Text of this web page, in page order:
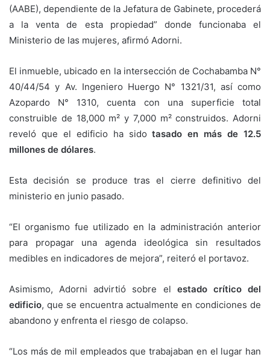
(AABE), dependiente de la Jefatura de Gabinete, procederá
a la venta de esta propiedad” donde funcionaba el
Ministerio de las mujeres, afirmó Adorni.
El inmueble, ubicado en la intersección de Cochabamba N°
40/44/54 y Av. Ingeniero Huergo N° 1321/31, así como
Azopardo N° 1310, cuenta con una superficie total
construible de 18,000 m² y 7,000 m² construidos. Adorni
reveló que el edificio ha sido tasado en más de 12.5
millones de dólares.
Esta decisión se produce tras el cierre definitivo del
ministerio en junio pasado.
“El organismo fue utilizado en la administración anterior
para propagar una agenda ideológica sin resultados
medibles en indicadores de mejora”, reiteró el portavoz.
Asimismo, Adorni advirtió sobre el estado crítico del
edificio, que se encuentra actualmente en condiciones de
abandono y enfrenta el riesgo de colapso.
“Los más de mil empleados que trabajaban en el lugar han